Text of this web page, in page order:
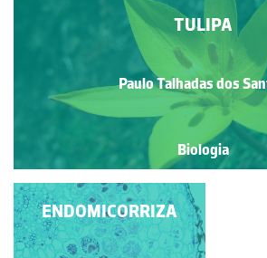
TULIPA
Paulo Talhadas dos
Biologia
SALICORNIA
ENDOMICORRIZA